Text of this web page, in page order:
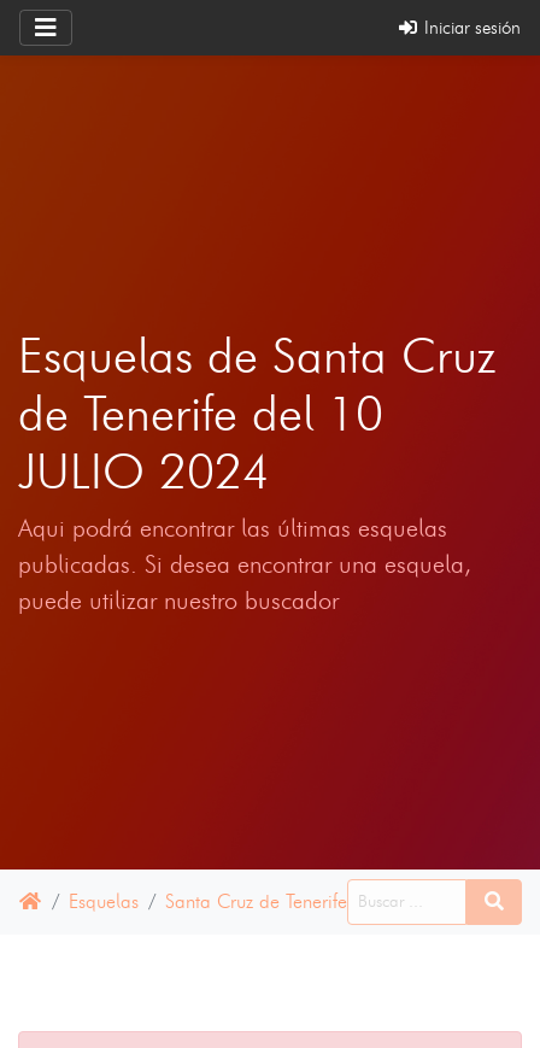
Iniciar sesión
Esquelas de Santa Cruz
de Tenerife del 10
JULIO 2024
Aqui podrá encontrar las últimas esquelas
publicadas. Si desea encontrar una esquela,
puede utilizar nuestro buscador
Esquelas Santa Cruz de Tenerife 10 JULIO 2024